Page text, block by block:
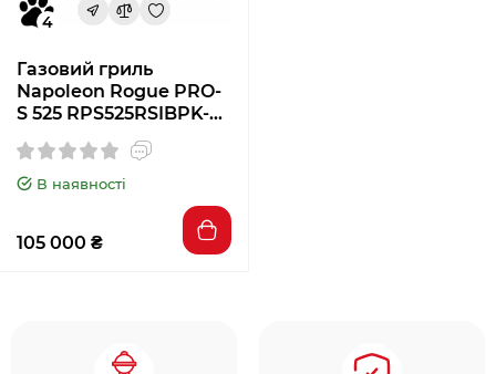
4
Газовий гриль
Napoleon Rogue PRO-
S 525 RPS525RSIBPK-2-
В наявності
105 000 ₴